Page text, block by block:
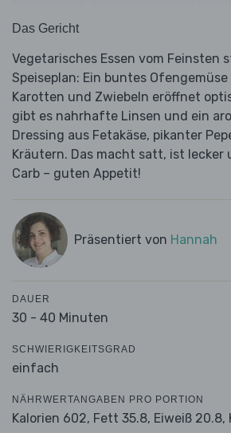
Das Gericht
Vegetarisches Essen vom Feinsten
Speiseplan: Ein buntes Ofengemüse
Karotten und Zwiebeln eröffnet
gibt es nahrhafte Linsen und ein
Dressing aus Fetakäse, pikanter
Kräutern. Das macht satt, ist lecker
Carb – guten Appetit!
Präsentiert von Hannah
DAUER
30 - 40 Minuten
SCHWIERIGKEITSGRAD
einfach
NÄHRWERTANGABEN PRO PORTION
Kalorien 602, Fett 35.8, Eiweiß 20.8,